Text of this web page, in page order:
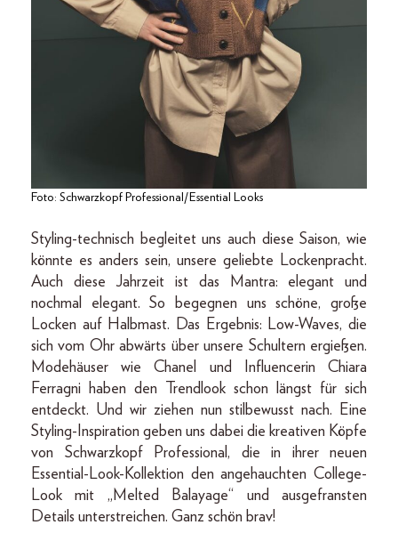
Foto: Schwarzkopf Professional/Essential Looks
Styling-technisch begleitet uns auch diese Saison, wie
könnte es anders sein, unsere geliebte Lockenpracht.
Auch diese Jahrzeit ist das Mantra: elegant und
nochmal elegant. So begegnen uns schöne, große
Locken auf Halbmast. Das Ergebnis: Low-Waves, die
sich vom Ohr abwärts über unsere Schultern ergießen.
Modehäuser wie Chanel und Influencerin Chiara
Ferragni haben den Trendlook schon längst für sich
entdeckt. Und wir ziehen nun stilbewusst nach. Eine
Styling-Inspiration geben uns dabei die kreativen Köpfe
von Schwarzkopf Professional, die in ihrer neuen
Essential-Look-Kollektion den angehauchten College-
Look mit „Melted Balayage“ und ausgefransten
Details unterstreichen. Ganz schön brav!